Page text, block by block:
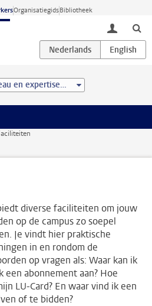
OrganisatiegidsBibliotheek
toggle
Bestuursbureau en expertisecentra
diverse faciliteiten om jouw
op de campus zo soepel
Je vindt hier praktische
in en rondom de
op vragen als: Waar kan ik
een abonnement aan? Hoe
LU-Card? En waar vind ik een
of te bidden?